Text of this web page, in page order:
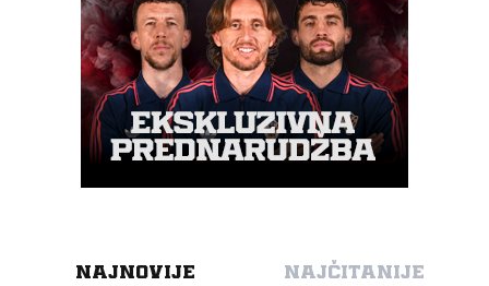
NAJNOVIJE NAJČITANIJE